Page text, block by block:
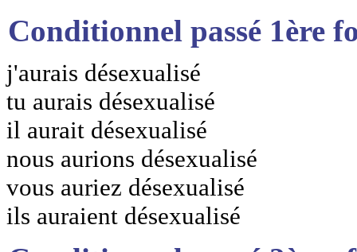
Conditionnel passé 1ère
j'aurais désexualisé
tu aurais désexualisé
il aurait désexualisé
nous aurions désexualisé
vous auriez désexualisé
ils auraient désexualisé